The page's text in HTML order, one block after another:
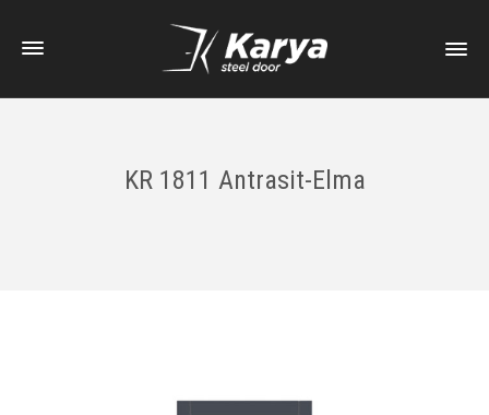
KR 1811 Antrasit-Elma